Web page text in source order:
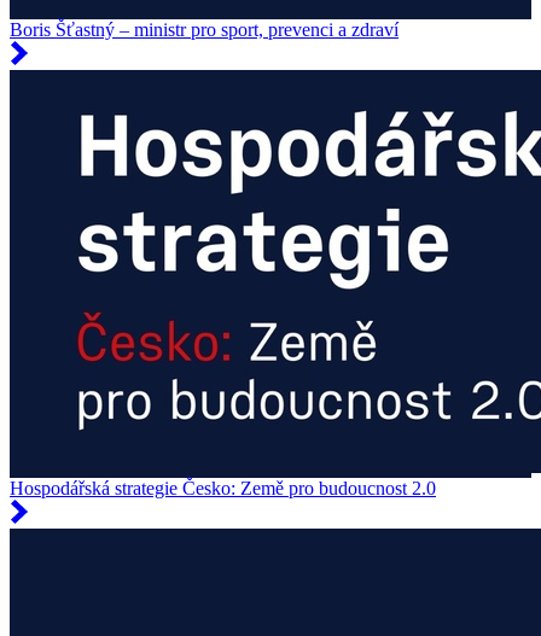
Boris Šťastný – ministr pro sport, prevenci a zdraví
Hospodářská strategie Česko: Země pro budoucnost 2.0